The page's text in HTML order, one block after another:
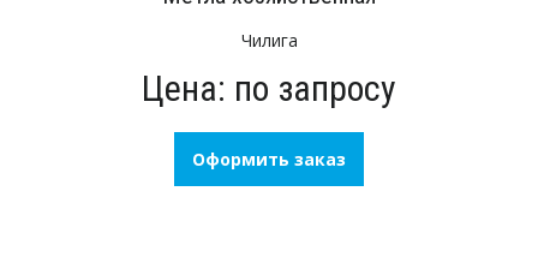
Чилига
Цена: по запросу
Оформить заказ